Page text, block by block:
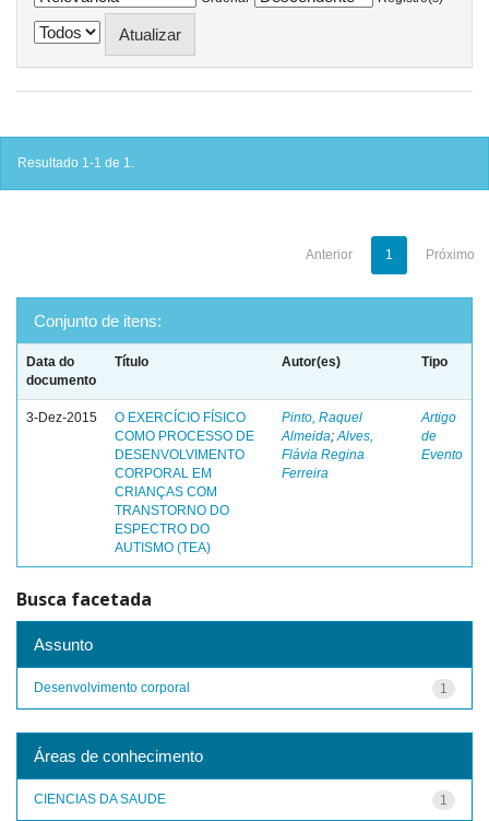
Resultado 1-1 de 1.
Anterior 1 Próximo
Conjunto de itens:
Data do
documento
Título Autor(es) Tipo
3-Dez-2015
O EXERCÍCIO FÍSICO
COMO PROCESSO DE
DESENVOLVIMENTO
CORPORAL EM
CRIANÇAS COM
TRANSTORNO DO
ESPECTRO DO
AUTISMO (TEA)
Pinto, Raquel
Almeida;Alves,
Flávia Regina
Ferreira
Artigo
de
Evento
Busca facetada
Assunto
1
Desenvolvimento corporal
Áreas de conhecimento
1
CIENCIAS DA SAUDE